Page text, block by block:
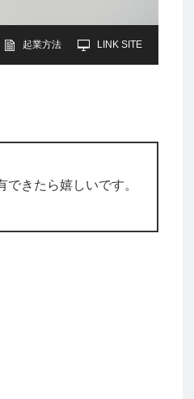
LINK SITE
起業方法
きたら嬉しいです。